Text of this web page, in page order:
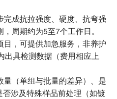
成抗拉强度、硬度、抗弯强
周期约为5至7个工作日。
，可提供加急服务，非养护
出具检测数据（费用相应上
（单组与批量的差异）、是
涉及特殊样品前处理（如镀